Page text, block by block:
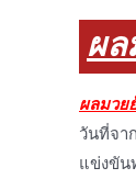
ผ
ผลมวย
วันที่จา
แข่งขั